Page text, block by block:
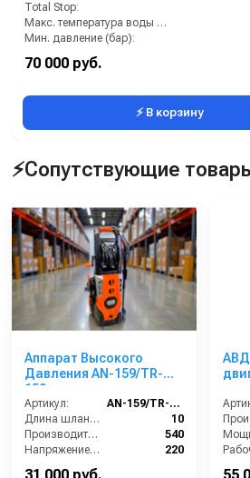
Total Stop:
Макс. температура воды (°C):
Мин. давление (бар):
Производительность (л/ч):
70 000 руб.
⚡ В корзину
⚡Сопутствующие
Аппарат Высокого
Давления AN-159/TR-
159
Артикул:
AN-159/TR-159
Длина шланга (м):
10
Производительность (л/ч):
540
Напряжение (В):
220
Рабочее давление (бар):
АВД